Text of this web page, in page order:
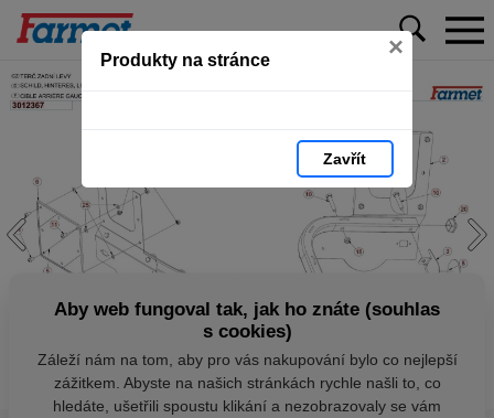
Produkty na stránce ×
Zavřít
Aby web fungoval tak, jak ho znáte (souhlas
s cookies)
Záleží nám na tom, aby pro vás nakupování bylo co nejlepší
zážitkem. Abyste na našich stránkách rychle našli to, co
hledáte, ušetřili spoustu klikání a nezobrazovaly se vám